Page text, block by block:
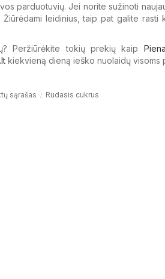
parduotuvių. Jei norite sužinoti
leidinius, taip pat galite rasti
Peržiūrėkite tokių prekių kaip
kiekvieną dieną ieško nuolaidų visoms
sąrašas Rudasis cukrus